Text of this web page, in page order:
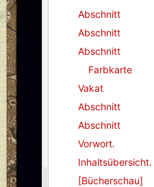
Abschnitt
Abschnitt
Abschnitt
Farbkarte
Vakat
Abschnitt
Abschnitt
Vorwort.
Inhaltsübersicht.
[Bücherschau]